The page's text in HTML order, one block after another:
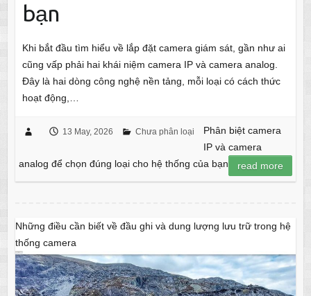
bạn
Khi bắt đầu tìm hiểu về lắp đặt camera giám sát, gần như ai
cũng vấp phải hai khái niệm camera IP và camera analog.
Đây là hai dòng công nghệ nền tảng, mỗi loại có cách thức
hoạt động,…
13 May, 2026 Chưa phân loại
Phân biệt camera
IP và camera
analog để chọn đúng loại cho hệ thống của bạn
read more
Những điều cần biết về đầu ghi và dung lượng lưu trữ trong hệ
thống camera